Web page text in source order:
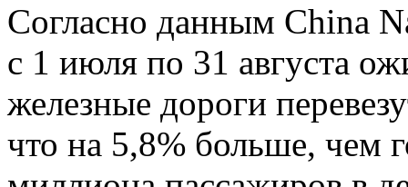
Согласно данным China
с 1 июля по 31 августа
железные дороги
что на 5,8% больше, чем